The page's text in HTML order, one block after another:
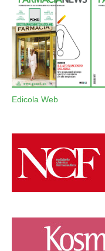
Edicola Web